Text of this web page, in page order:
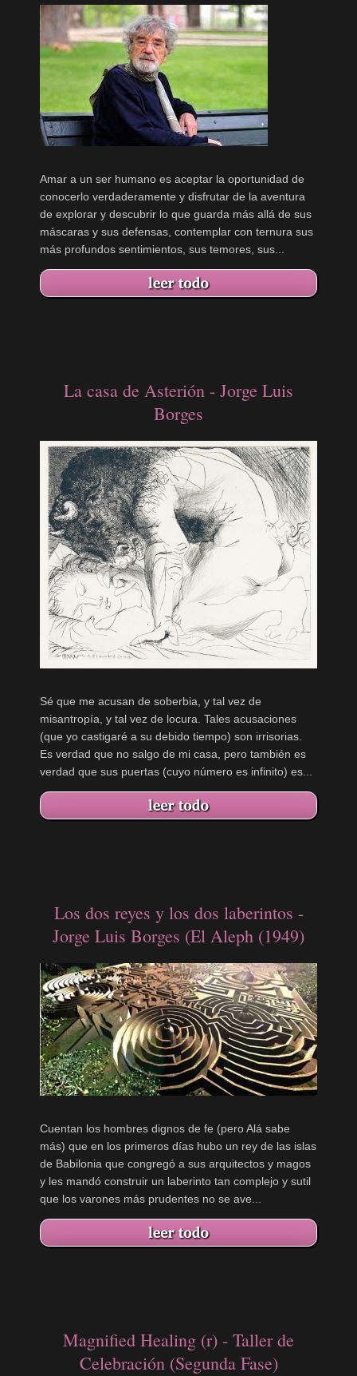
Amar a un ser humano es aceptar la oportunidad de
conocerlo verdaderamente y disfrutar de la aventura
de explorar y descubrir lo que guarda más allá de sus
máscaras y sus defensas, contemplar con ternura sus
más profundos sentimientos, sus temores, sus...
La casa de Asterión - Jorge Luis
Borges
Sé que me acusan de soberbia, y tal vez de
misantropía, y tal vez de locura. Tales acusaciones
(que yo castigaré a su debido tiempo) son irrisorias.
Es verdad que no salgo de mi casa, pero también es
verdad que sus puertas (cuyo número es infinito) es...
Los dos reyes y los dos laberintos -
Jorge Luis Borges (El Aleph (1949)
Cuentan los hombres dignos de fe (pero Alá sabe
más) que en los primeros días hubo un rey de las islas
de Babilonia que congregó a sus arquitectos y magos
y les mandó construir un laberinto tan complejo y sutil
que los varones más prudentes no se ave...
Magnified Healing (r) - Taller de
Celebración (Segunda Fase)